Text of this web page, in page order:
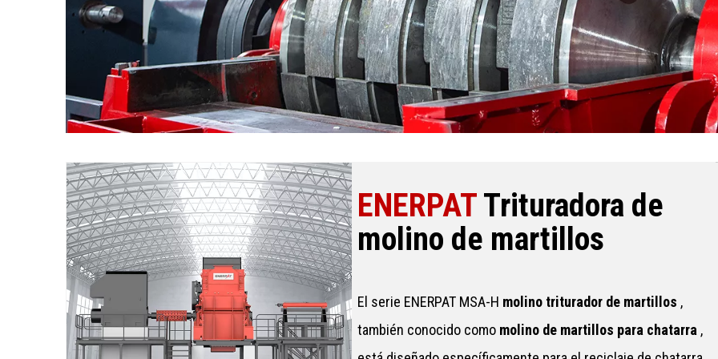
ENERPATTrituradora de
molino de martillos
El serie ENERPAT MSA-H molino triturador de martillos ,
también conocido como molino de martillos para chatarra ,